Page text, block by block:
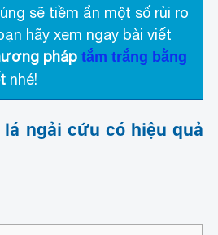
sẽ tiềm ẩn một số rủi ro
hãy xem ngay bài viết
pháptắm trắng bằng
nhé!
lá ngải cứu có hiệu quả